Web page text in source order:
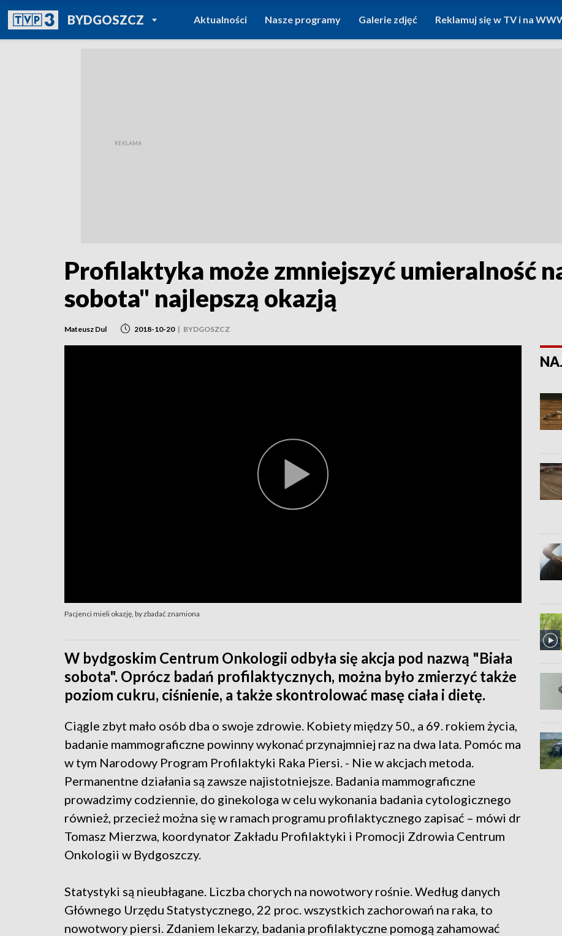
BYDGOSZCZPOWRÓT DO
TVP REGIONY
Aktualności Nasze programy Galerie zdjęć Reklamuj się w TV i na
Profilaktyka może zmniejszyć umieralność
sobota" najlepszą okazją
Mateusz Dul 2018-10-20 | BYDGOSZCZ
Pacjenci mieli okazję, by zbadać znamiona
W bydgoskim Centrum Onkologii odbyła się akcja pod nazwą "Biała
sobota". Oprócz badań profilaktycznych, można było zmierzyć także
poziom cukru, ciśnienie, a także skontrolować masę ciała i dietę.
Ciągle zbyt mało osób dba o swoje zdrowie. Kobiety między 50., a 69. rokiem życia,
badanie mammograficzne powinny wykonać przynajmniej raz na dwa lata. Pomóc ma
w tym Narodowy Program Profilaktyki Raka Piersi. - Nie w akcjach metoda.
Permanentne działania są zawsze najistotniejsze. Badania mammograficzne
prowadzimy codziennie, do ginekologa w celu wykonania badania cytologicznego
również, przecież można się w ramach programu profilaktycznego zapisać – mówi dr
Tomasz Mierzwa, koordynator Zakładu Profilaktyki i Promocji Zdrowia Centrum
Onkologii w Bydgoszczy.
Statystyki są nieubłagane. Liczba chorych na nowotwory rośnie. Według danych
Głównego Urzędu Statystycznego, 22 proc. wszystkich zachorowań na raka, to
nowotwory piersi. Zdaniem lekarzy, badania profilaktyczne pomogą zahamować